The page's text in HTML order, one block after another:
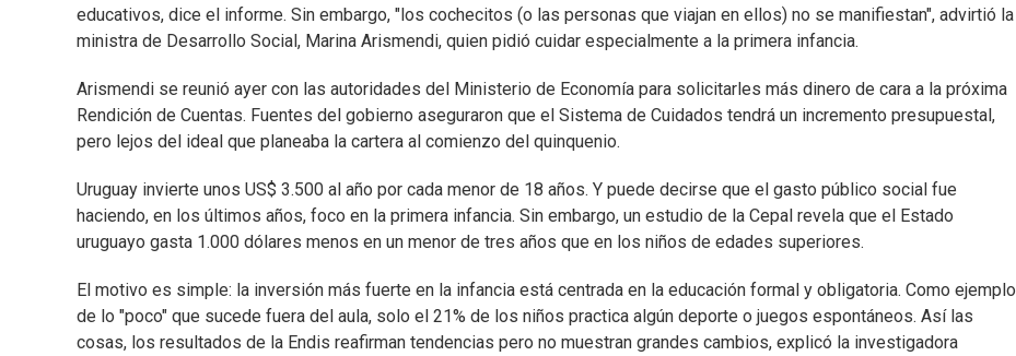
educativos, dice el informe. Sin embargo, "los cochecitos (o las personas que viajan en ellos) no se manifiestan", advirtió la
ministra de Desarrollo Social, Marina Arismendi, quien pidió cuidar especialmente a la primera infancia.
Arismendi se reunió ayer con las autoridades del Ministerio de Economía para solicitarles más dinero de cara a la próxima
Rendición de Cuentas. Fuentes del gobierno aseguraron que el Sistema de Cuidados tendrá un incremento presupuestal,
pero lejos del ideal que planeaba la cartera al comienzo del quinquenio.
Uruguay invierte unos US$ 3.500 al año por cada menor de 18 años. Y puede decirse que el gasto público social fue
haciendo, en los últimos años, foco en la primera infancia. Sin embargo, un estudio de la Cepal revela que el Estado
uruguayo gasta 1.000 dólares menos en un menor de tres años que en los niños de edades superiores.
El motivo es simple: la inversión más fuerte en la infancia está centrada en la educación formal y obligatoria. Como ejemplo
de lo "poco" que sucede fuera del aula, solo el 21% de los niños practica algún deporte o juegos espontáneos. Así las
cosas, los resultados de la Endis reafirman tendencias pero no muestran grandes cambios, explicó la investigadora